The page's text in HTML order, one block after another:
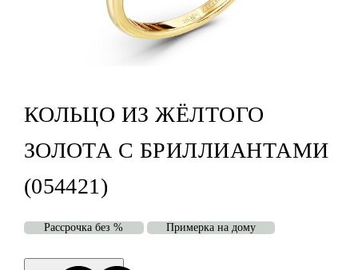
КОЛЬЦО ИЗ ЖЁЛТОГО
ЗОЛОТА С БРИЛЛИАНТАМИ
(054421)
Рассрочка без % Примерка на дому